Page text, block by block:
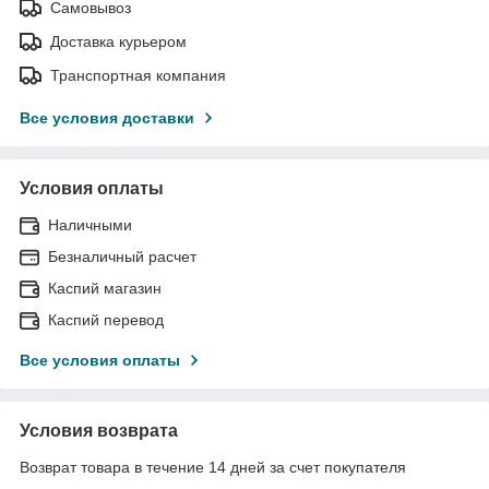
Самовывоз
Доставка курьером
Транспортная компания
Все условия доставки
Условия оплаты
Наличными
Безналичный расчет
Каспий магазин
Каспий перевод
Все условия оплаты
Условия возврата
Возврат товара в течение 14 дней за счет покупателя